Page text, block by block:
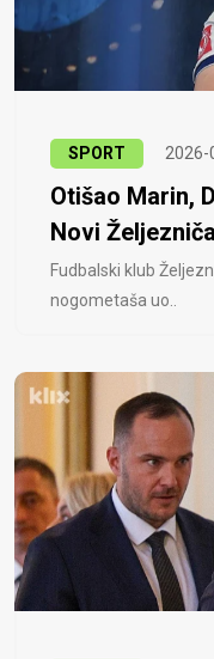
SPORT 2026-
Otišao Marin,
Novi
Fudbalski klub
nogometaša uo..